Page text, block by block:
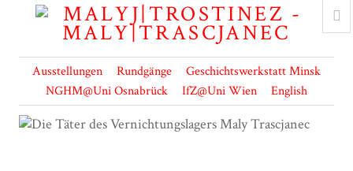
Ausstellungen Rundgänge
Geschichtswerkstatt Minsk
NGHM@Uni Osnabrück
IfZ@Uni Wien English